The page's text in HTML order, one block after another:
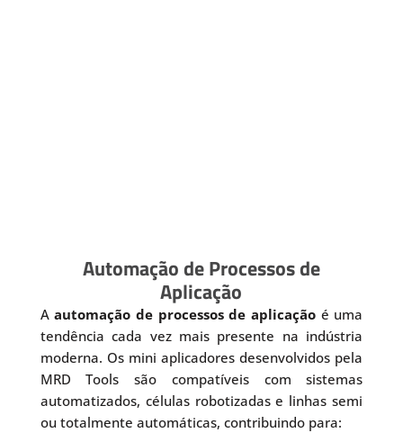
Automação de Processos de
Aplicação
Aautomação de processos de aplicaçãoé uma
tendência cada vez mais presente na indústria
moderna. Os mini aplicadores desenvolvidos pela
MRD Tools são compatíveis com sistemas
automatizados, células robotizadas e linhas semi
ou totalmente automáticas, contribuindo para: